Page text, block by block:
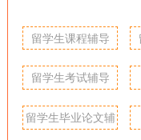
留学生课程辅导
留学生考试辅导
留学生毕业论文辅